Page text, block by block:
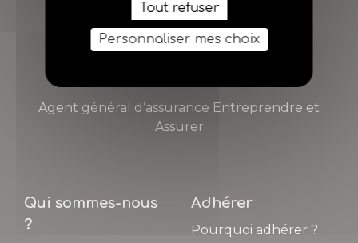
Agent général d’assurance Entreprendre et
Assurer
Qui sommes-nous
?
Adhérer
Pourquoi adhérer ?
Tout refuser
Personnaliser mes choix